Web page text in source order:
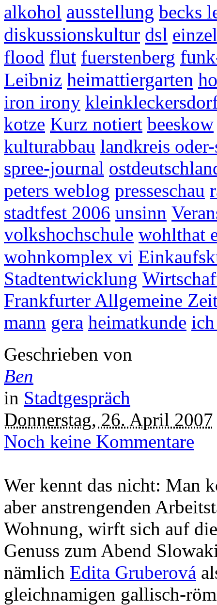
alkohol ausstellung becks
diskussionskultur dsl
flood flut fuerstenberg
Leibniz heimattiergarten
iron irony
kotze Kurz notiert beeskow
kulturabbau landkreis oder-
spree-journal
peters weblog presseschau
stadtfest 2006 unsinn
volkshochschule wohlthat
wohnkomplex vi
Stadtentwicklung
Frankfurter Allgemeine
mann gera heimatkunde
Geschrieben von
Ben
in Stadtgespräch
Donnerstag, 26. April 2007
Noch keine Kommentare
Wer kennt das nicht: Man
aber anstrengenden
Wohnung, wirft sich auf
Genuss zum Abend
nämlich Edita Gruberová
gleichnamigen gallisch-